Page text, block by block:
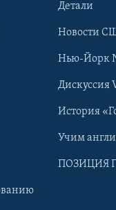
Детали
Новости
Нью-Йорк
Дискуссия
История
Учим
ПОЗИЦИЯ